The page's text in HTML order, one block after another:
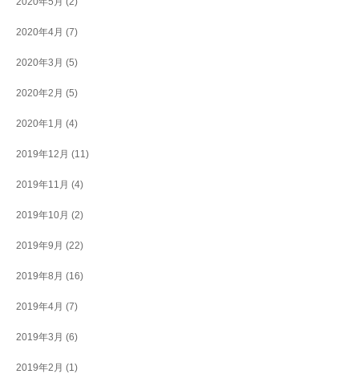
2020年4月 (7)
2020年3月 (5)
2020年2月 (5)
2020年1月 (4)
2019年12月 (11)
2019年11月 (4)
2019年10月 (2)
2019年9月 (22)
2019年8月 (16)
2019年4月 (7)
2019年3月 (6)
2019年2月 (1)